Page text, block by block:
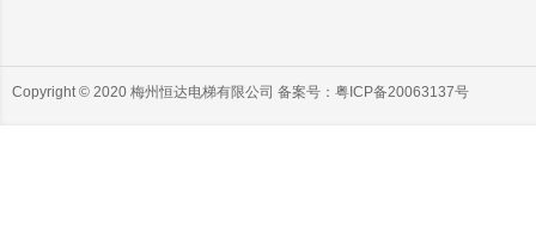
Copyright © 2020 梅州恒达电梯有限公司 备案号： 粤ICP备20063137号